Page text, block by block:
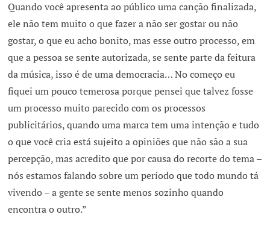
Quando você apresenta ao público uma canção finalizada,
ele não tem muito o que fazer a não ser gostar ou não
gostar, o que eu acho bonito, mas esse outro processo, em
que a pessoa se sente autorizada, se sente parte da feitura
da música, isso é de uma democracia… No começo eu
fiquei um pouco temerosa porque pensei que talvez fosse
um processo muito parecido com os processos
publicitários, quando uma marca tem uma intenção e tudo
o que você cria está sujeito a opiniões que não são a sua
percepção, mas acredito que por causa do recorte do tema –
nós estamos falando sobre um período que todo mundo tá
vivendo – a gente se sente menos sozinho quando
encontra o outro.”